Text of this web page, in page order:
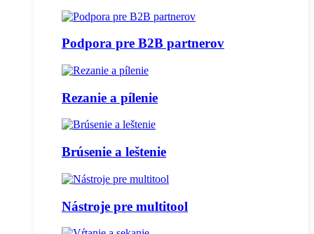
Podpora pre B2B partnerov
Rezanie a pílenie
Brúsenie a leštenie
Nástroje pre multitool